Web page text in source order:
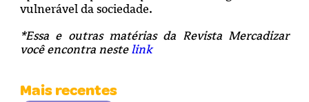
vulnerável da sociedade.
*Essa e outras matérias da Revista Mercadizar
você encontra neste link
Mais recentes